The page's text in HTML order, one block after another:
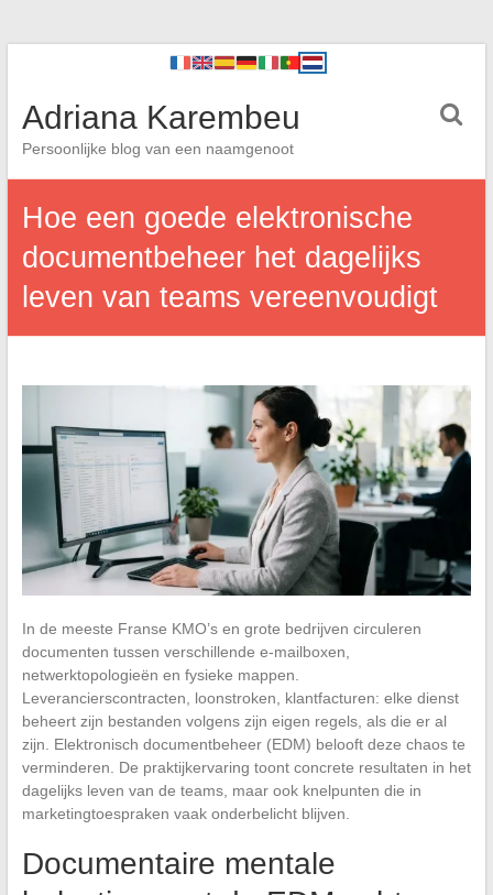
Adriana Karembeu
Persoonlijke blog van een naamgenoot
Hoe een goede elektronische
documentbeheer het dagelijks
leven van teams vereenvoudigt
In de meeste Franse KMO’s en grote bedrijven circuleren
documenten tussen verschillende e-mailboxen,
netwerktopologieën en fysieke mappen.
Leverancierscontracten, loonstroken, klantfacturen: elke dienst
beheert zijn bestanden volgens zijn eigen regels, als die er al
zijn. Elektronisch documentbeheer (EDM) belooft deze chaos te
verminderen. De praktijkervaring toont concrete resultaten in het
dagelijks leven van de teams, maar ook knelpunten die in
marketingtoespraken vaak onderbelicht blijven.
Documentaire mentale